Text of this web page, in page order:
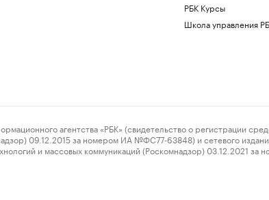
РБК Курсы
Школа управления
агентства «РБК» (свидетельство о регистрации
09.12.2015 за номером ИА №ФС77-63848) и сетевого
и массовых коммуникаций (Роскомнадзор) 03.12.2021